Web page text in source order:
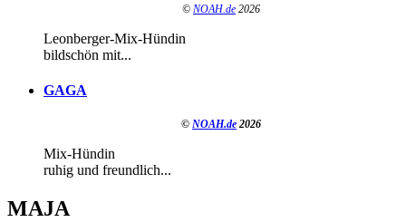
© NOAH.de 2026
Leonberger-Mix-Hündin
bildschön mit...
GAGA
© NOAH.de 2026
Mix-Hündin
ruhig und freundlich...
MAJA